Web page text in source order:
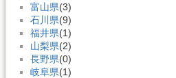
富山県(3)
石川県(9)
福井県(1)
山梨県(2)
長野県(0)
岐阜県(1)